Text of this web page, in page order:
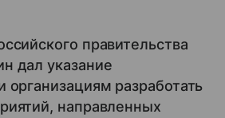
правительства
дал указание
организациям разработать
направленных